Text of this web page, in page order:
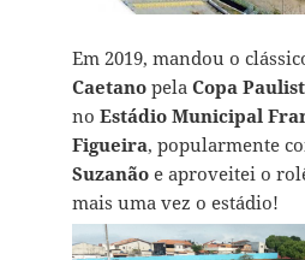
Em 2019, mandou o
Caetanopela Copa
no Estádio Municipal
Figueira, popularmente
Suzanãoe aproveitei o
mais uma vez o estádio!